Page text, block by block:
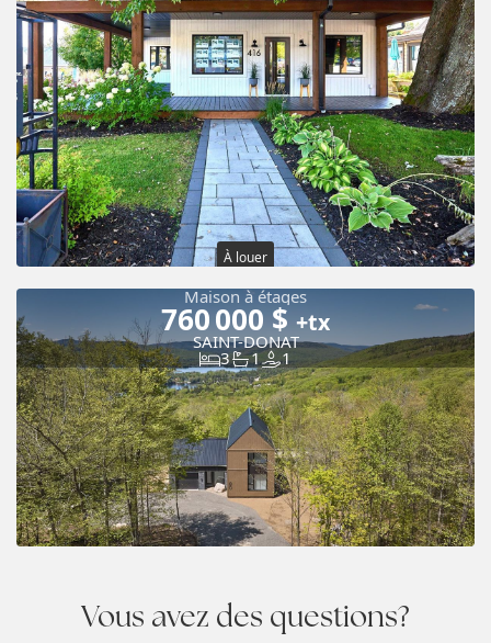
À louer
Maison à étages
760 000 $+tx
SAINT-DONAT
3 1 1
Vous avez des questions?